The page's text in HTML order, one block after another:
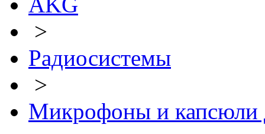
>
Радиосистемы
>
Микрофоны и капсюли